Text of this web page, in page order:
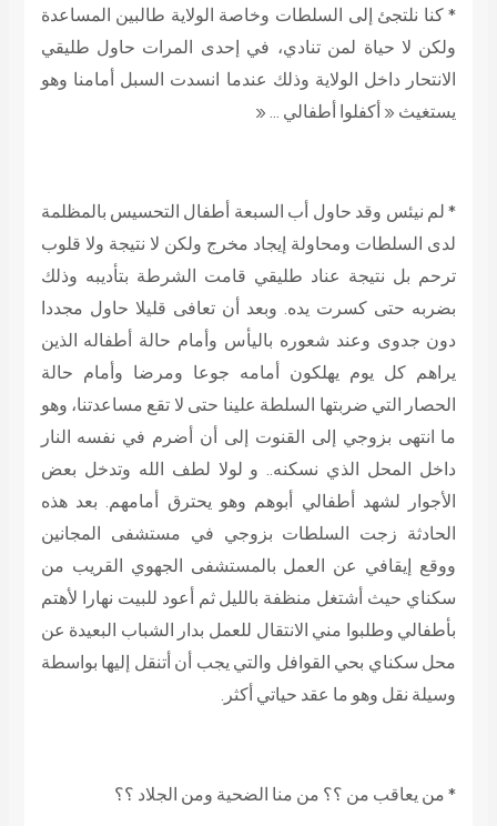
* كنا نلتجئ إلى السلطات وخاصة الولاية طالبين المساعدة
ولكن لا حياة لمن تنادي، في إحدى المرات حاول طليقي
الانتحار داخل الولاية وذلك عندما انسدت السبل أمامنا وهو
يستغيث « أكفلوا أطفالي … «
* لم نيئس وقد حاول أب السبعة أطفال التحسيس بالمظلمة
لدى السلطات ومحاولة إيجاد مخرج ولكن لا نتيجة ولا قلوب
ترحم بل نتيجة عناد طليقي قامت الشرطة بتأديبه وذلك
بضربه حتى كسرت يده. وبعد أن تعافى قليلا حاول مجددا
دون جدوى وعند شعوره باليأس وأمام حالة أطفاله الذين
يراهم كل يوم يهلكون أمامه جوعا ومرضا وأمام حالة
الحصار التي ضربتها السلطة علينا حتى لا تقع مساعدتنا، وهو
ما انتهى بزوجي إلى القنوت إلى أن أضرم في نفسه النار
داخل المحل الذي نسكنه.. و لولا لطف الله وتدخل بعض
الأجوار لشهد أطفالي أبوهم وهو يحترق أمامهم. بعد هذه
الحادثة زجت السلطات بزوجي في مستشفى المجانين
ووقع إيقافي عن العمل بالمستشفى الجهوي القريب من
سكناي حيث أشتغل منظفة بالليل ثم أعود للبيت نهارا لأهتم
بأطفالي وطلبوا مني الانتقال للعمل بدار الشباب البعيدة عن
محل سكناي بحي القوافل والتي يجب أن أتنقل إليها بواسطة
وسيلة نقل وهو ما عقد حياتي أكثر.
* من يعاقب من ؟؟ من منا الضحية ومن الجلاد ؟؟